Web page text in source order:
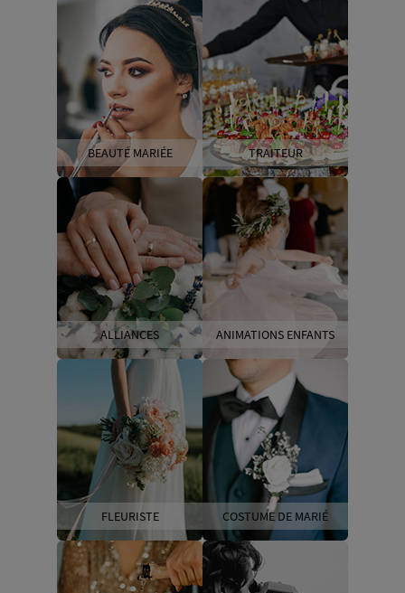
BEAUTÉ MARIÉE TRAITEUR
ALLIANCES ANIMATIONS ENFANTS
FLEURISTE COSTUME DE MARIÉ